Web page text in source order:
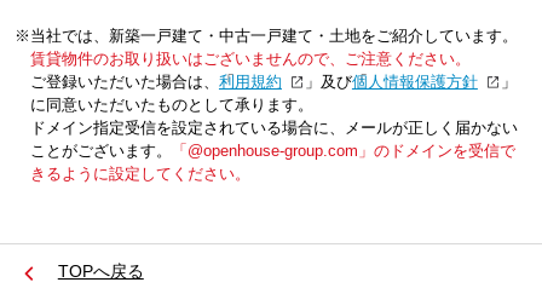
※当社では、新築一戸建て・中古一戸建て・土地をご紹介しています。
賃貸物件のお取り扱いはございませんので、ご注意ください。
ご登録いただいた場合は、「利用規約 」及び「個人情報保護方針
」
に同意いただいたものとして承ります。
ドメイン指定受信を設定されている場合に、メールが正しく届かない
ことがございます。
「@openhouse-group.com」のドメインを受信で
きるように設定してください。
TOPへ戻る